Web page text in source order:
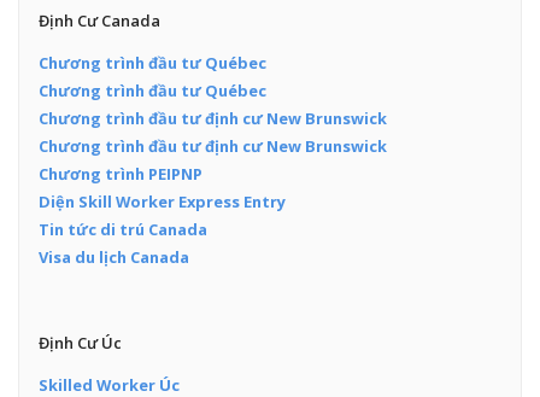
Định Cư Canada
Chương trình đầu tư Québec
Chương trình đầu tư Québec
Chương trình đầu tư định cư New Brunswick
Chương trình đầu tư định cư New Brunswick
Chương trình PEIPNP
Diện Skill Worker Express Entry
Tin tức di trú Canada
Visa du lịch Canada
Định Cư Úc
Skilled Worker Úc